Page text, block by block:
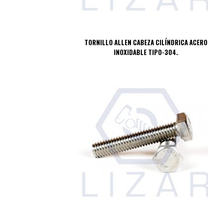
TORNILLO ALLEN CABEZA CILÍNDRICA ACERO
INOXIDABLE TIPO-304.